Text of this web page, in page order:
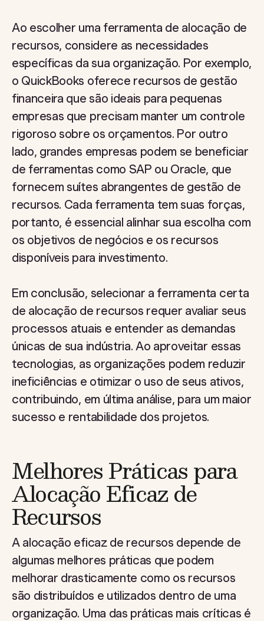
Ao escolher uma ferramenta de alocação de
recursos, considere as necessidades
específicas da sua organização. Por exemplo,
o QuickBooks oferece recursos de gestão
financeira que são ideais para pequenas
empresas que precisam manter um controle
rigoroso sobre os orçamentos. Por outro
lado, grandes empresas podem se beneficiar
de ferramentas como SAP ou Oracle, que
fornecem suítes abrangentes de gestão de
recursos. Cada ferramenta tem suas forças,
portanto, é essencial alinhar sua escolha com
os objetivos de negócios e os recursos
disponíveis para investimento.
Em conclusão, selecionar a ferramenta certa
de alocação de recursos requer avaliar seus
processos atuais e entender as demandas
únicas de sua indústria. Ao aproveitar essas
tecnologias, as organizações podem reduzir
ineficiências e otimizar o uso de seus ativos,
contribuindo, em última análise, para um maior
sucesso e rentabilidade dos projetos.
Melhores Práticas para
Alocação Eficaz de
Recursos
A alocação eficaz de recursos depende de
algumas melhores práticas que podem
melhorar drasticamente como os recursos
são distribuídos e utilizados dentro de uma
organização. Uma das práticas mais críticas é